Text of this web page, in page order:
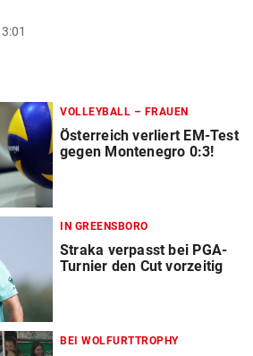
VOLLEYBALL – FRAUEN
Österreich verliert EM-Test
gegen Montenegro 0:3!
IN GREENSBORO
Straka verpasst bei PGA-
Turnier den Cut vorzeitig
BEI WOLFURTTROPHY